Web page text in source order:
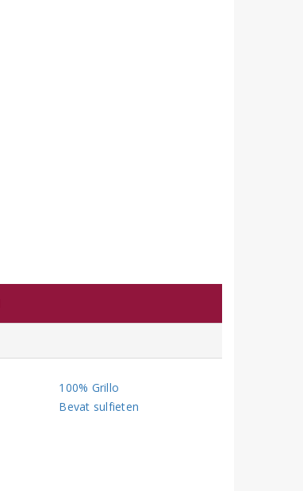
100% Grillo
Bevat sulfieten